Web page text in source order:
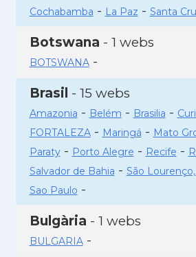
Cochabamba - La Paz - Santa
Botswana - 1 webs
BOTSWANA-
Brasil - 15 webs
Amazonia - Belém - Brasilia -
FORTALEZA- Maringá - Mato
Paraty- Porto Alegre - Recife -
Salvador de Bahia - São
Sao Paulo -
Bulgària - 1 webs
BULGARIA-